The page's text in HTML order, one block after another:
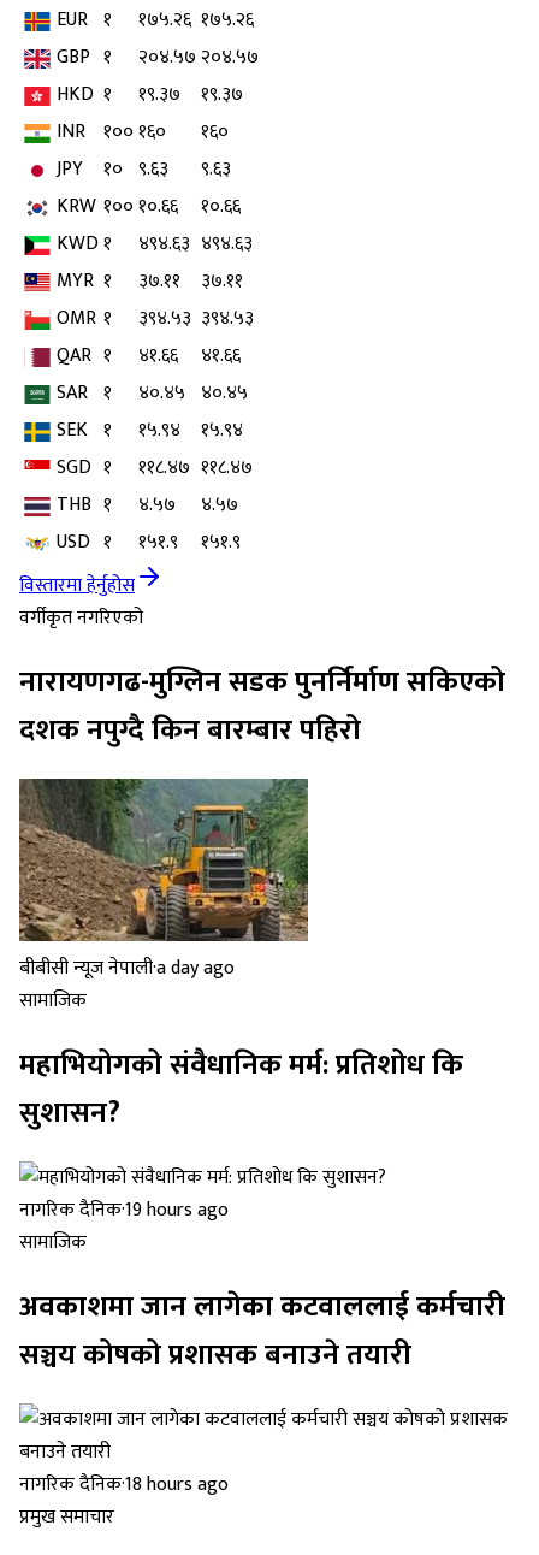
EUR १ १७५.२६ १७५.२६
GBP १ २०४.५७ २०४.५७
HKD १ १९.३७
१९.३७
INR १००१६०
१६०
JPY
१० ९.६३
९.६३
KRW १००१०.६६
१०.६६
KWD१ ४९४.६३ ४९४.६३
MYR १ ३७.११
३७.११
OMR १ ३९४.५३ ३९४.५३
QAR १ ४१.६६
४१.६६
SAR १ ४०.४५ ४०.४५
SEK १ १५.९४
१५.९४
SGD १ ११८.४७ ११८.४७
THB १ ४.५७
४.५७
USD १ १५१.९
१५१.९
विस्तारमा हेर्नुहोस
वर्गीकृत नगरिएको
नारायणगढ-मुग्लिन सडक पुनर्निर्माण सकिएको
दशक नपुग्दै किन बारम्बार पहिरो
बीबीसी न्यूज नेपाली·a day ago
सामाजिक
महाभियोगको संवैधानिक मर्म: प्रतिशोध कि
सुशासन?
नागरिक दैनिक·19 hours ago
सामाजिक
अवकाशमा जान लागेका कटवाललाई कर्मचारी
सञ्चय कोषको प्रशासक बनाउने तयारी
नागरिक दैनिक·18 hours ago
प्रमुख समाचार